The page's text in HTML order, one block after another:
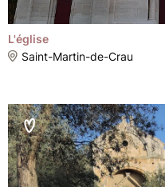
L'église
Saint-Martin-de-Crau